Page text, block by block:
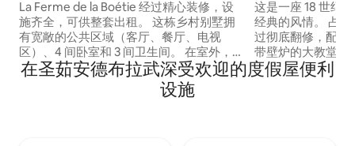
La Ferme de la Boétie 经过精心装修，设
施齐全，可供整套出租。 这栋乡村别墅拥
有宽敞的公共区域（客厅、餐厅、电视
区）、4 间卧室和 3 间卫生间。 在室外，
您可以欣赏花园和草地。 房源位于佩尔什
地区自然公园（Parc Naturel Régional du
Perche）的中心地带，您可以在这里尽情
设计农场
这是一座 18 世纪
经典的风情。 占
过彻底翻修，配备
带壁炉的大教堂起
专用电视休息室、
停车位 4间卧室，
在圣茹安德布拉武深受欢迎的度假屋便利
设施